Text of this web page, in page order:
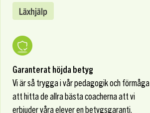
Garanterat höjda betyg
Vi är så trygga i vår pedagogik och förmåga
att hitta de allra bästa coacherna att vi
erbjuder våra elever en betygsgaranti.